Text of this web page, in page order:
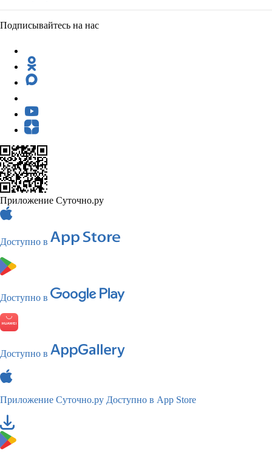
Подписывайтесь на нас
Приложение Суточно.ру
Доступно в
Доступно в
Доступно в
Приложение Суточно.ру Доступно в App Store